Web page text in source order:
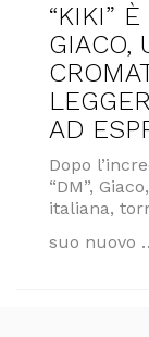
“KIKI”
GIACO,
AD
Dopo
“DM”,
italiana,
suo nuovo